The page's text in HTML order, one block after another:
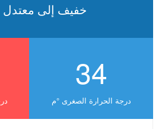
خفيف إلى معتدل
34
درجة الحرارة الصغرى °ﻡ